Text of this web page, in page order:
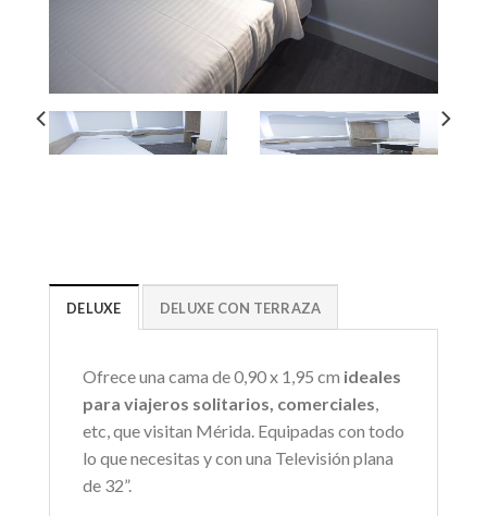
DELUXE DELUXE CON TERRAZA
Ofrece una cama de 0,90 x 1,95 cm ideales
para viajeros solitarios, comerciales
etc, que visitan Mérida. Equipadas con todo
lo que necesitas y con una Televisión plana
de 32”.